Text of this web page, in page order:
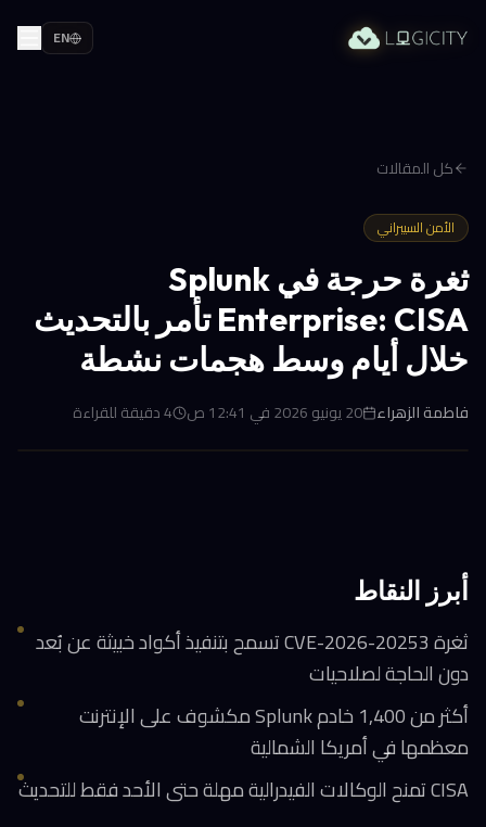
EN
كل المقالات
الأمن السيبراني
ثغرة حرجة في Splunk
Enterprise: CISA تأمر بالتحديث
خلال أيام وسط هجمات نشطة
فاطمة الزهراء 20 يونيو 2026 في 12:41 ص 4دقيقة للقراءة
أبرز النقاط
ثغرة CVE-2026-20253 تسمح بتنفيذ أكواد خبيثة عن بُعد
دون الحاجة لصلاحيات
أكثر من 1,400 خادم Splunk مكشوف على الإنترنت
معظمها في أمريكا الشمالية
CISA تمنح الوكالات الفيدرالية مهلة حتى الأحد فقط للتحديث